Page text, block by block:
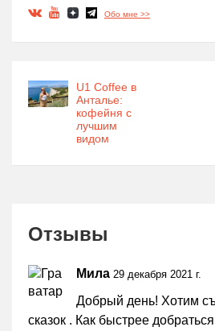
Обо мне >>
U1 Coffee в
Анталье:
кофейня с
лучшим
видом
Отзывы
Мила 29 декабря 2021 г.
Добрый день! Хотим
сказок . Как быстрее